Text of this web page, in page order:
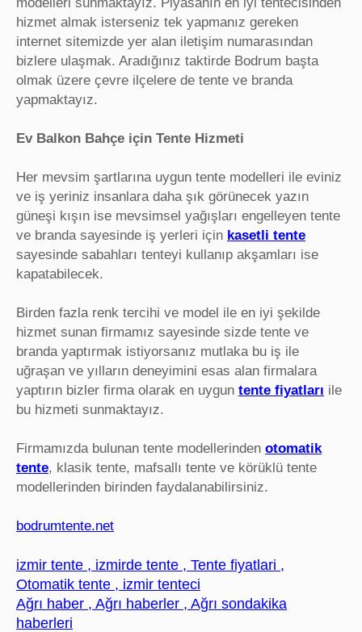
hizmet almak isterseniz tek yapmanız gereken
internet sitemizde yer alan iletişim numarasından
bizlere ulaşmak. Aradığınız taktirde Bodrum başta
olmak üzere çevre ilçelere de tente ve branda
yapmaktayız.
Ev Balkon Bahçe için Tente Hizmeti
Her mevsim şartlarına uygun tente modelleri ile eviniz
ve iş yeriniz insanlara daha şık görünecek yazın
güneşi kışın ise mevsimsel yağışları engelleyen tente
ve branda sayesinde iş yerleri için kasetli tente
sayesinde sabahları tenteyi kullanıp akşamları ise
kapatabilecek.
Birden fazla renk tercihi ve model ile en iyi şekilde
hizmet sunan firmamız sayesinde sizde tente ve
branda yaptırmak istiyorsanız mutlaka bu iş ile
uğraşan ve yılların deneyimini esas alan firmalara
yaptırın bizler firma olarak en uygun tente fiyatları ile
bu hizmeti sunmaktayız.
Firmamızda bulunan tente modellerinden otomatik
tente, klasik tente, mafsallı tente ve körüklü tente
modellerinden birinden faydalanabilirsiniz.
bodrumtente.net
izmir tente , izmirde tente , Tente fiyatlari ,
Otomatik tente , izmir tenteci
Ağrı haber , Ağrı haberler , Ağrı sondakika
haberleri